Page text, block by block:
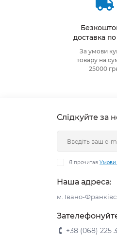
доставка по
За умови
товару на
25000
Слідкуйте за
Я прочитав Умови
Наша адреса:
м. Івано-
+38 (068) 225